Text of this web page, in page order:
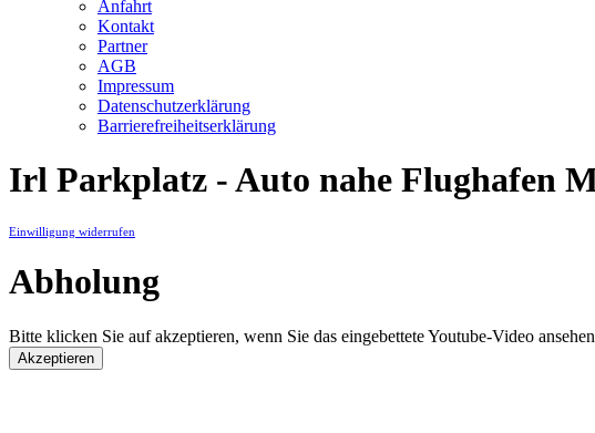
Anfahrt
Kontakt
Partner
AGB
Impressum
Datenschutzerklärung
Barrierefreiheitserklärung
Irl Parkplatz - Auto nahe Flughafen
Einwilligung widerrufen
Abholung
Bitte klicken Sie auf akzeptieren, wenn Sie das eingebettete Youtube-Video
Akzeptieren